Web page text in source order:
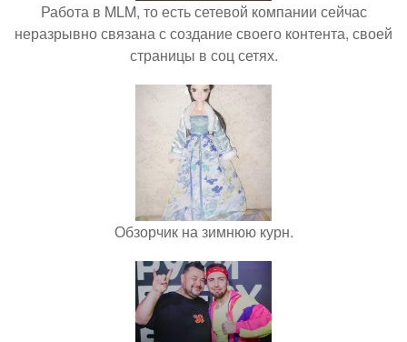
Работа в MLM, то есть сетевой компании сейчас
неразрывно связана с создание своего контента, своей
страницы в соц сетях.
Обзорчик на зимнюю курн.